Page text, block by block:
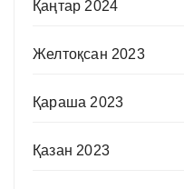
Қаңтар 2024
Желтоқсан 2023
Қараша 2023
Қазан 2023